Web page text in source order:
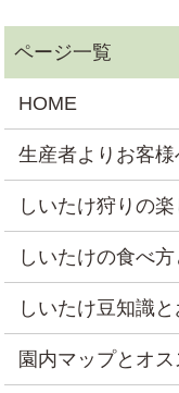
HOME
生産者よりお客様
しいたけ狩りの
しいたけの食べ
しいたけ豆知識
園内マップとオス